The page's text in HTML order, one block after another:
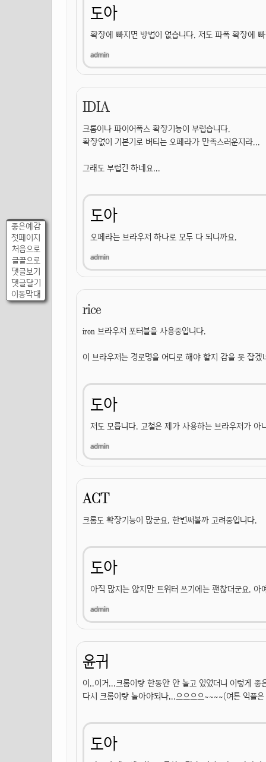
좋은예감
첫페이지
처음으로
글끝으로
댓글보기
댓글달기
이동막대
도아
확장에 빠지면 방법이 없습니다. 저도 파폭 확장에
IDIA
크롬이나 파이어폭스 확장기능이 부럽습니다.
확장없이 기본기로 버티는 오페라가 만족스러운지라...
그래도 부럽긴 하네요...
도아
오페라는 브라우저 하나로 모두 다 되니까요.
rice
iron 브라우저 포터블을 사용중입니다.
이 브라우저는 경로명을 어디로 해야 할지 감을 못 잡
도아
저도 모릅니다. 고철은 제가 사용하는 브라우저가 아
ACT
크롬도 확장기능이 많군요. 한번써볼까 고려중입니다.
도아
아직 많지는 않지만 트위터 쓰기에는 괜찮더군요. 아
윤귀
이..이거...크롬이랑 한동안 안 놀고 있었더니 이렇게 좋
다시 크롬이랑 놀아야되나,..으으으으~~~~(여튼 익플
도아